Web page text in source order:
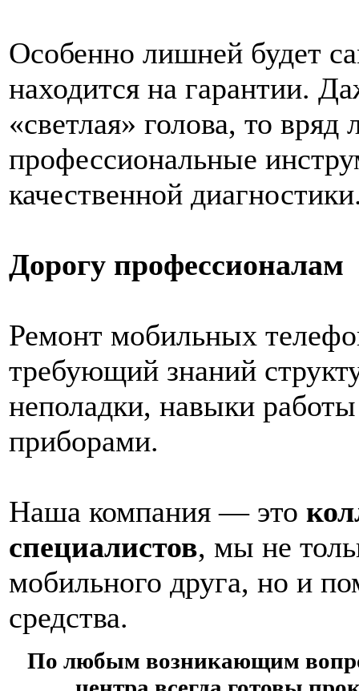
Особенно лишней будет
находится на гарантии.
«светлая» голова, то вряд
профессиональные
качественной
Дорогу профессионалам
Ремонт мобильных
требующий знаний
неполадки, навыки
приборами.
Наша компания — это
специалистов, мы не
мобильного друга, но и
средства.
По любым возникающим